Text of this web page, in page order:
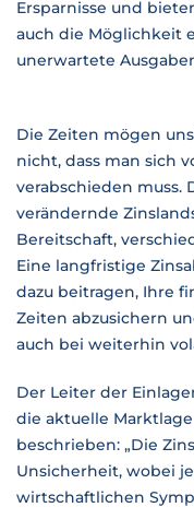
Ersparnisse und
auch die Möglichkeit
unerwartete
Die Zeiten mögen
nicht, dass man sich
verabschieden muss.
verändernde
Bereitschaft,
Eine langfristige
dazu beitragen, Ihre
Zeiten abzusichern
auch bei weiterhin
Der Leiter der
die aktuelle
beschrieben: „Die
Unsicherheit, wobei
wirtschaftlichen